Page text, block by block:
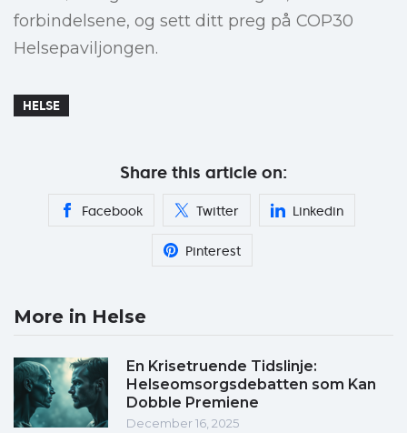
forbindelsene, og sett ditt preg på COP30
Helsepaviljongen.
HELSE
Share this article on:
Facebook Twitter Linkedin
Pinterest
More in Helse
En Krisetruende Tidslinje:
Helseomsorgsdebatten som Kan
Dobble Premiene
December 16, 2025